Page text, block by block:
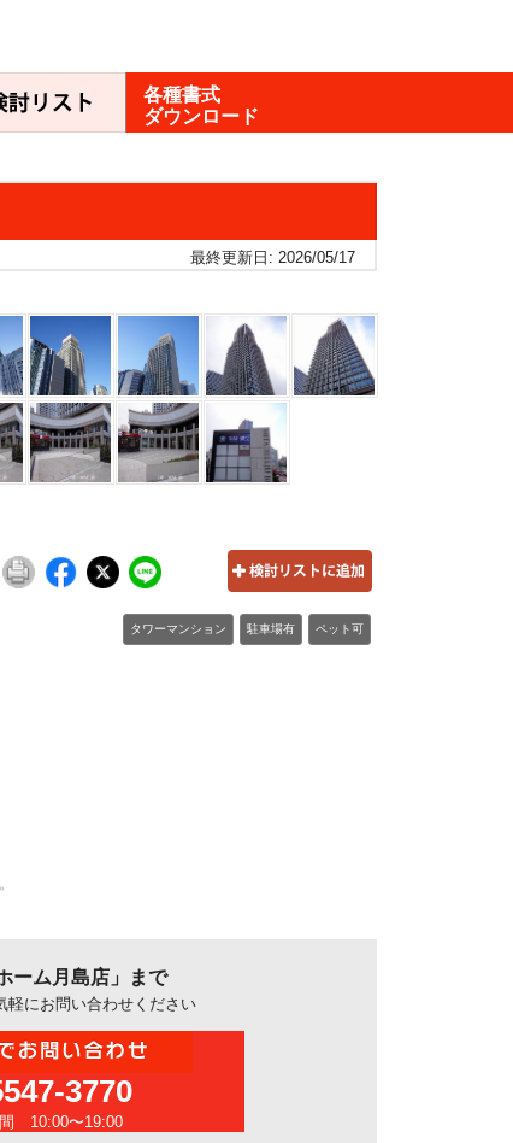
各種書式
ダウンロード
最終更新日: 2026/05/17
タワーマンション 駐車場有 ペット可
ーム月島店」まで
軽にお問い合わせください
3770
10:00〜19:00